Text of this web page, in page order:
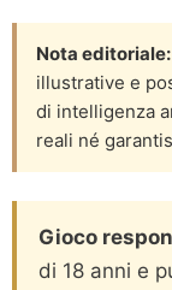
Nota editoriale:
illustrative e
di intelligenza
reali né
Gioco
di 18 anni e